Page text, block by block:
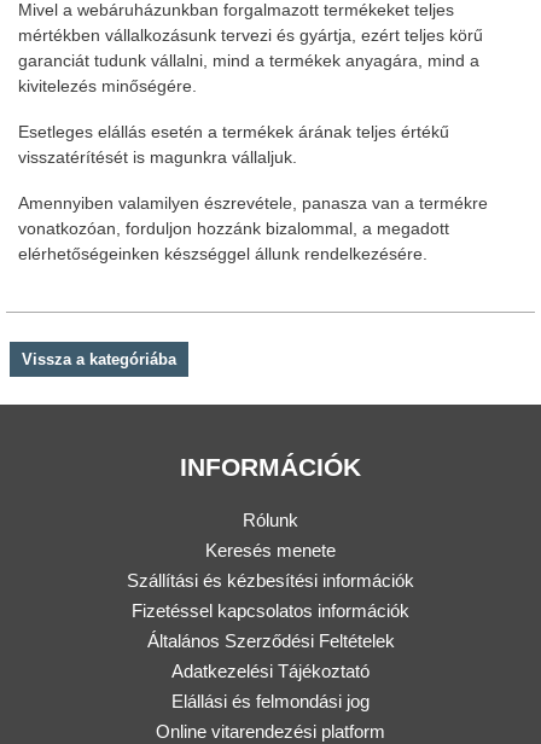
Mivel a webáruházunkban forgalmazott termékeket teljes
mértékben vállalkozásunk tervezi és gyártja, ezért teljes körű
garanciát tudunk vállalni, mind a termékek anyagára, mind a
kivitelezés minőségére.
Esetleges elállás esetén a termékek árának teljes értékű
visszatérítését is magunkra vállaljuk.
Amennyiben valamilyen észrevétele, panasza van a termékre
vonatkozóan, forduljon hozzánk bizalommal, a megadott
elérhetőségeinken készséggel állunk rendelkezésére.
Vissza a kategóriába
INFORMÁCIÓK
Rólunk
Keresés menete
Szállítási és kézbesítési információk
Fizetéssel kapcsolatos információk
Általános Szerződési Feltételek
Adatkezelési Tájékoztató
Elállási és felmondási jog
Online vitarendezési platform